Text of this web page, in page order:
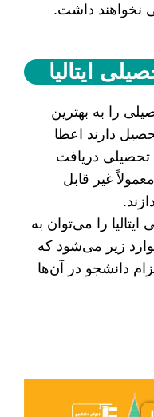
نخواهند داشت.
ایتالیا
را به بهترین
دارند اعطا
تحصیلی دریافت
غیر قابل
را می‌توان به
زیر می‌شود که
دانشجو در آن‌ها